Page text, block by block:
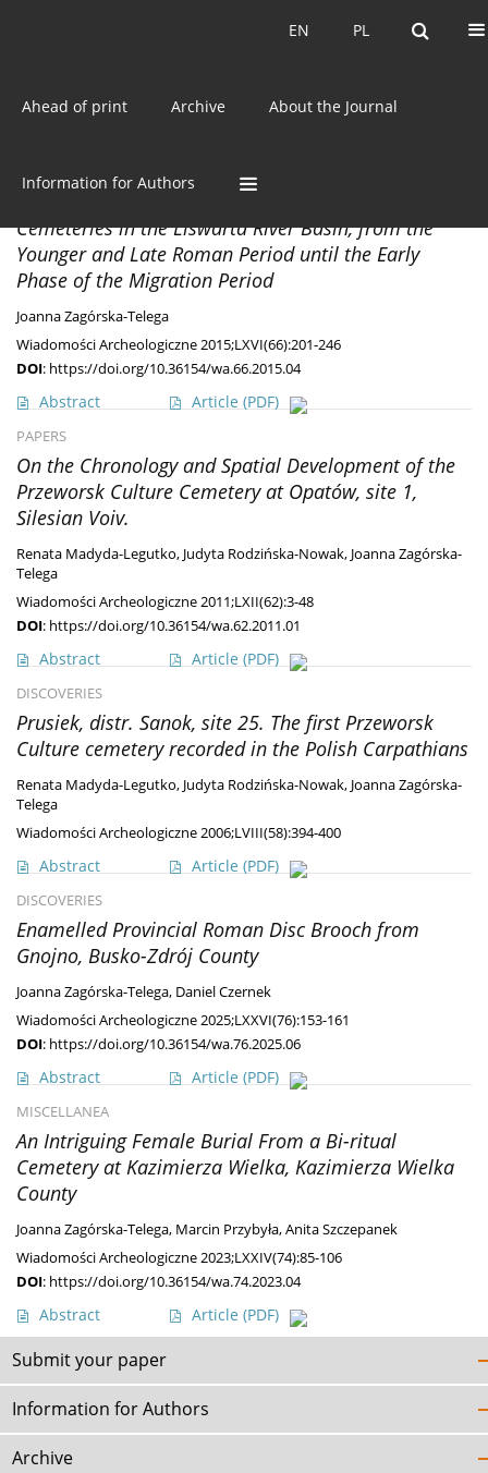
PL
EN PL
EN
Ahead of print Archive About the Journal
Information for Authors
AuthorJoanna Zagórska-Telega
PAPERS
Cemeteries in the Liswarta River Basin, from the
Younger and Late Roman Period until the Early
Phase of the Migration Period
Joanna Zagórska-Telega
Wiadomości Archeologiczne 2015;LXVI(66):201-246
DOI: https://doi.org/10.36154/wa.66.2015.04
Abstract Article (PDF)
PAPERS
On the Chronology and Spatial Development of the
Przeworsk Culture Cemetery at Opatów, site 1,
Silesian Voiv.
Renata Madyda-Legutko, Judyta Rodzińska-Nowak, Joanna Zagórska-
Telega
Wiadomości Archeologiczne 2011;LXII(62):3-48
DOI: https://doi.org/10.36154/wa.62.2011.01
Abstract Article (PDF)
DISCOVERIES
Prusiek, distr. Sanok, site 25. The first Przeworsk
Culture cemetery recorded in the Polish Carpathians
Renata Madyda-Legutko, Judyta Rodzińska-Nowak, Joanna Zagórska-
Telega
Wiadomości Archeologiczne 2006;LVIII(58):394-400
Abstract Article (PDF)
DISCOVERIES
Enamelled Provincial Roman Disc Brooch from
Gnojno, Busko-Zdrój County
Joanna Zagórska-Telega, Daniel Czernek
Wiadomości Archeologiczne 2025;LXXVI(76):153-161
DOI: https://doi.org/10.36154/wa.76.2025.06
Abstract Article (PDF)
MISCELLANEA
An Intriguing Female Burial From a Bi-ritual
Cemetery at Kazimierza Wielka, Kazimierza Wielka
County
Joanna Zagórska-Telega, Marcin Przybyła,Anita Szczepanek
Wiadomości Archeologiczne 2023;LXXIV(74):85-106
DOI: https://doi.org/10.36154/wa.74.2023.04
Abstract Article (PDF)
Submit your paper
Information for Authors
Archive